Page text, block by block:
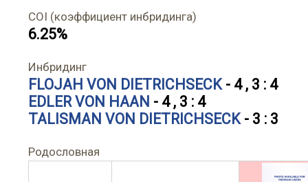
COI (коэффициент инбридинга)
6.25%
Инбридинг
FLOJAH VON DIETRICHSECK- 4 , 3 : 4
EDLER VON HAAN - 4 , 3 : 4
TALISMAN VON DIETRICHSECK- 3 : 3
Родословная